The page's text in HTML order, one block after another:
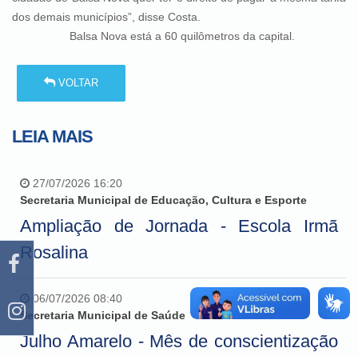
dos demais municípios”, disse Costa.
Balsa Nova está a 60 quilômetros da capital.
VOLTAR
LEIA MAIS
27/07/2026 16:20
Secretaria Municipal de Educação, Cultura e Esporte
Ampliação de Jornada - Escola Irmã
Rosalina
06/07/2026 08:40
Secretaria Municipal de Saúde
Julho Amarelo - Mês de conscientização